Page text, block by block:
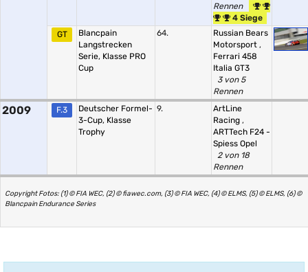
Rennen
4 Siege
GT
Blancpain
Langstrecken
Serie, Klasse PRO
Cup
64.
Russian Bears
Motorsport ,
Ferrari 458
Italia GT3
3 von 5
Rennen
2009 F.3
Deutscher Formel-
3-Cup, Klasse
Trophy
9.
ArtLine
Racing ,
ARTTech F24 -
Spiess Opel
2 von 18
Rennen
Copyright Fotos: (1) © FIA WEC, (2) © fiawec.com, (3) © FIA WEC, (4) © ELMS, (5) © ELMS, (6) ©
Blancpain Endurance Series